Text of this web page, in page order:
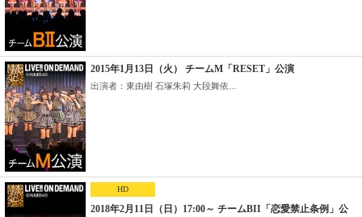
2015年1月13日（火） チームM「RESET」公演
出演者：東由樹 石塚朱莉 大段舞依...
HD
2018年2月11日（日）17:00～ チームBII「恋愛禁止条例」公